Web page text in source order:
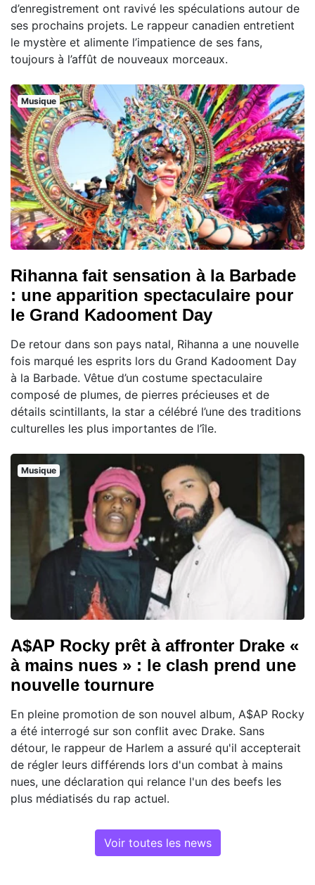
d’enregistrement ont ravivé les spéculations autour de
ses prochains projets. Le rappeur canadien entretient
le mystère et alimente l’impatience de ses fans,
toujours à l’affût de nouveaux morceaux.
Musique
Rihanna fait sensation à la Barbade
: une apparition spectaculaire pour
le Grand Kadooment Day
De retour dans son pays natal, Rihanna a une nouvelle
fois marqué les esprits lors du Grand Kadooment Day
à la Barbade. Vêtue d’un costume spectaculaire
composé de plumes, de pierres précieuses et de
détails scintillants, la star a célébré l’une des traditions
culturelles les plus importantes de l’île.
Musique
A$AP Rocky prêt à affronter Drake «
à mains nues » : le clash prend une
nouvelle tournure
En pleine promotion de son nouvel album, A$AP Rocky
a été interrogé sur son conflit avec Drake. Sans
détour, le rappeur de Harlem a assuré qu'il accepterait
de régler leurs différends lors d'un combat à mains
nues, une déclaration qui relance l'un des beefs les
plus médiatisés du rap actuel.
Voir toutes les news